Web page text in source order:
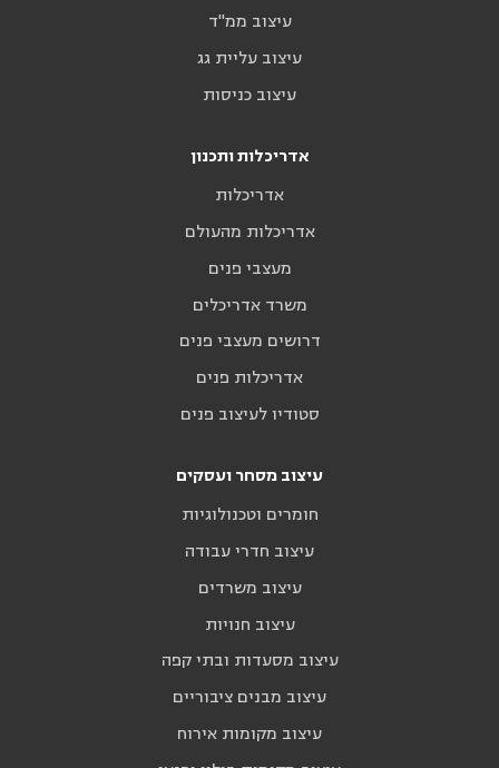
עיצוב ממ"ד
עיצוב עליית גג
עיצוב כניסות
אדריכלות ותכנון
אדריכלות
אדריכלות מהעולם
מעצבי פנים
משרד אדריכלים
דרושים מעצבי פנים
אדריכלות פנים
סטודיו לעיצוב פנים
עיצוב מסחר ועסקים
חומרים וטכנולוגיות
עיצוב חדרי עבודה
עיצוב משרדים
עיצוב חנויות
עיצוב מסעדות ובתי קפה
עיצוב מבנים ציבוריים
עיצוב מקומות אירוח